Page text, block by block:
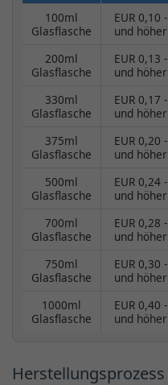
100ml
Glasflasche
EUR 0,10 -
und höher
200ml
Glasflasche
EUR 0,13 -
und höher
330ml
Glasflasche
EUR 0,17 -
und höher
375ml
Glasflasche
EUR 0,20 -
und höher
500ml
Glasflasche
EUR 0,24 -
und höher
700ml
Glasflasche
EUR 0,28 -
und höher
750ml
Glasflasche
EUR 0,30 -
und höher
1000ml
Glasflasche
EUR 0,40 -
und höher
Herstellungsprozess